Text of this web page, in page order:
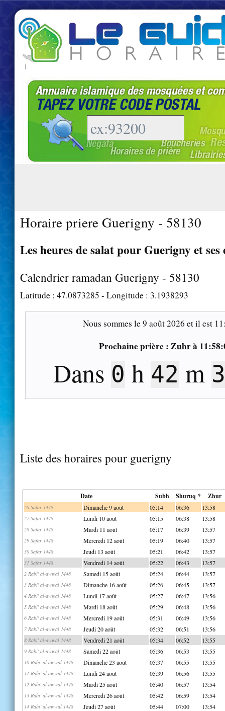
|
Horaire priere Guerigny - 58130
Les heures de salat pour Guerigny et ses
Calendrier ramadan Guerigny - 58130
Latitude : 47.0873285 - Longitude : 3.1938293
Nous sommes le9 août 2026 et il est
Prochaine prière : Zuhrà
Dans 0 h 42 m
Liste des horaires pour guerigny
Date Subh Shuruq * Zhur
26 Safar 1448 Dimanche 9 août 05:14 06:36 13:58
27 Safar 1448 Lundi 10 août 05:15 06:38 13:58
28 Safar 1448 Mardi 11 août 05:17 06:39 13:57
29 Safar 1448 Mercredi 12 août 05:19 06:40 13:57
30 Safar 1448 Jeudi 13 août 05:21 06:42 13:57
31 Safar 1448 Vendredi 14 août 05:22 06:43 13:57
2 Rabi' al-awwal 1448 Samedi 15 août 05:24 06:44 13:57
3 Rabi' al-awwal 1448 Dimanche 16 août 05:26 06:45 13:57
4 Rabi' al-awwal 1448 Lundi 17 août 05:27 06:47 13:56
5 Rabi' al-awwal 1448 Mardi 18 août 05:29 06:48 13:56
6 Rabi' al-awwal 1448 Mercredi 19 août 05:31 06:49 13:56
7 Rabi' al-awwal 1448 Jeudi 20 août 05:32 06:51 13:56
8 Rabi' al-awwal 1448 Vendredi 21 août 05:34 06:52 13:55
9 Rabi' al-awwal 1448 Samedi 22 août 05:36 06:53 13:55
10 Rabi' al-awwal 1448 Dimanche 23 août 05:37 06:55 13:55
11 Rabi' al-awwal 1448 Lundi 24 août 05:39 06:56 13:55
12 Rabi' al-awwal 1448 Mardi 25 août 05:40 06:57 13:54
13 Rabi' al-awwal 1448 Mercredi 26 août 05:42 06:59 13:54
14 Rabi' al-awwal 1448 Jeudi 27 août 05:44 07:00 13:54